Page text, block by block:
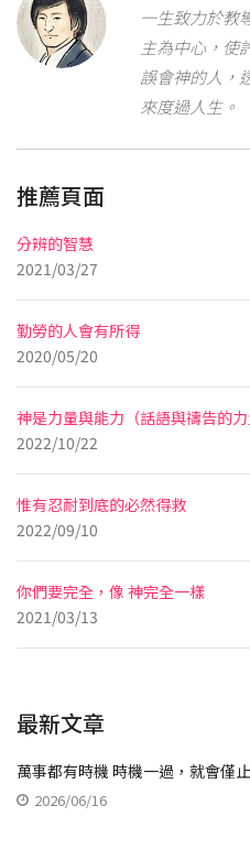
一生致力於教
主為中心，使
誤會神的人，
來度過人生。
推薦頁面
分辨的智慧
2021/03/27
勤勞的人會有所得
2020/05/20
神是力量與能力（話語與禱告的力
2022/10/22
惟有忍耐到底的必然得救
2022/09/10
你們要完全，像 神完全一樣
2021/03/13
最新文章
萬事都有時機 時機一過，就會僅
2026/06/16